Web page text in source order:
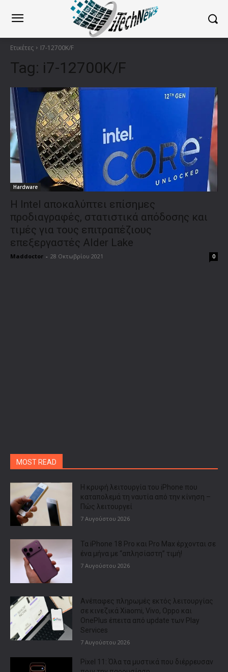
Ετικέτες I7-12700K/F
Tag: i7-12700K/F
Hardware
Η Intel αποκαλύπτει επίσημες
προδιαγραφές, στατιστικά απόδοσης και
τιμές για τους επιτραπέζιους
επεξεργαστές Alder Lake
Maddoctor - 28 Οκτωβρίου 2021 0
MOST READ
Η κρυφή λειτουργία του iPhone που
καταπολεμά τη ναυτία από την κίνηση –
Πώς λειτουργεί
7 Αυγούστου 2026
Τα iPhone 18 Pro και Pro Max έρχονται σε
ένα μήνα με “απλησίαστη” τιμή!
7 Αυγούστου 2026
Ανέπαφες πληρωμές εκτός λειτουργίας
σε κινεζικά Xiaomi, Vivo, Oppo και
OnePlus έπειτα από update των Play
Services
7 Αυγούστου 2026
Pixel 11: Όλα τα μυστικά που διέρρευσαν